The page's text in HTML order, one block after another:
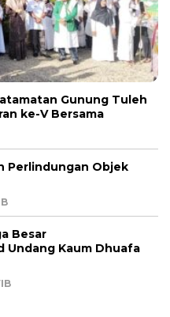
Gunung Tuleh
ke-V Bersama
Perlindungan Objek
Besar
Undang Kaum Dhuafa